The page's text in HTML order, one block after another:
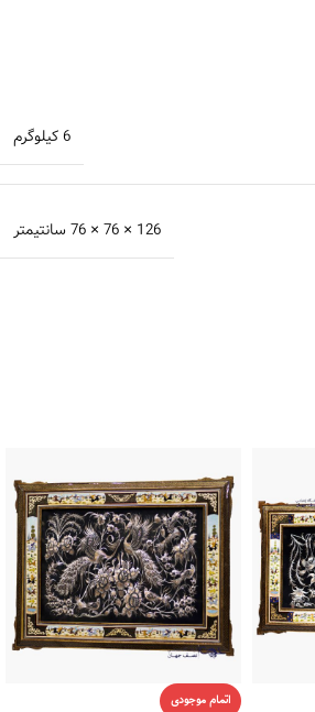
6 کیلوگرم
126 × 76 × 76 سانتیمتر
اتمام موجودی